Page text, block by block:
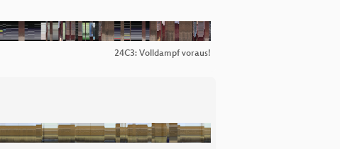
24C3: Volldampf voraus!